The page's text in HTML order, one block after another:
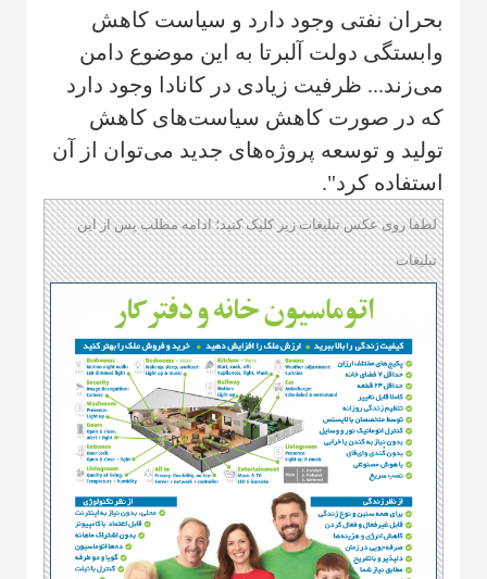
بحران نفتی وجود دارد و ‌سیاست کاهش
وابستگی دولت آلبرتا به این موضوع دامن
می‌زند...‌ ظرفیت زیادی در کانادا وجود دارد
که در صورت کاهش سیاست‌های کاهش
تولید و توسعه پروژه‌های جدید می‌توان از آن
استفاده کرد".
لطفا روی عکس تبلیغات زیر کلیک کنید؛ ادامه مطلب پس از این
تبلیغات